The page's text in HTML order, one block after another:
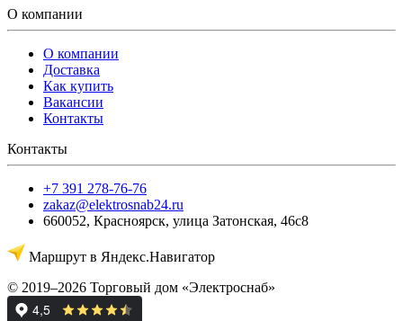
О компании
О компании
Доставка
Как купить
Вакансии
Контакты
Контакты
+7 391 278-76-76
zakaz@elektrosnab24.ru
660052, Красноярск, улица Затонская, 46с8
Маршрут в Яндекс.Навигатор
© 2019–2026 Торговый дом «Электроснаб»